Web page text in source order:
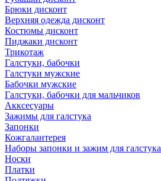
Брюки дисконт
Верхняя одежда дисконт
Костюмы дисконт
Пиджаки дисконт
Трикотаж
Галстуки, бабочки
Галстуки мужские
Бабочки мужские
Галстуки, бабочки для мальчиков
Акксесуары
Зажимы для галстука
Запонки
Кожгалантерея
Наборы запонки и зажим для галстука
Носки
Платки